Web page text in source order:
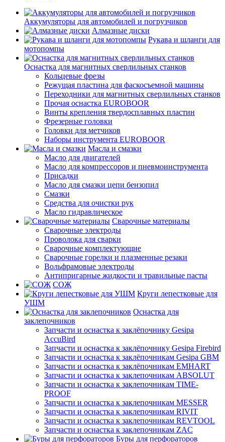
Аккумуляторы для автомобилей и погрузчиков
Алмазные диски
Рукава и шланги для
мотопомпы
Оснастка для магнитных сверлильных станков
Кольцевые фрезы
Режущая пластина для фаскосъемной машины
Переходники для магнитных сверлильных станков
Прочая оснастка EUROBOOR
Винты крепления твердосплавных пластин
Фрезерные головки
Головки для метчиков
Наборы инструмента EUROBOOR
Масла и смазки
Масло для двигателей
Масло для компрессоров и пневмоинструмента
Присадки
Масло для смазки цепи бензопил
Смазки
Средства для очистки рук
Масло гидравлическое
Сварочные материалы
Сварочные электроды
Проволока для сварки
Сварочные комплектующие
Сварочные горелки и плазменные резаки
Вольфрамовые электроды
Антипригарные жидкости и травильные пасты
СОЖ
Круги лепестковые для
УШМ
Оснастка для
заклепочников
Запчасти и оснастка к заклёпочнику Gesipa
AccuBird
Запчасти и оснастка к заклёпочнику Gesipa Firebird
Запчасти и оснастка к заклёпочникам Gesipa GBM
Запчасти и оснастка к заклёпочникам EMHART
Запчасти и оснастка к заклепочникам ABSOLUT
Запчасти и оснастка к заклепочникам TIME-
PROOF
Запчасти и оснастка к заклепочникам MESSER
Запчасти и оснастка к заклепочникам RIVIT
Запчасти и оснастка к заклепочникам REVTOOL
Запчасти и оснастка к заклепочникам ZAC
Буры для перфораторов